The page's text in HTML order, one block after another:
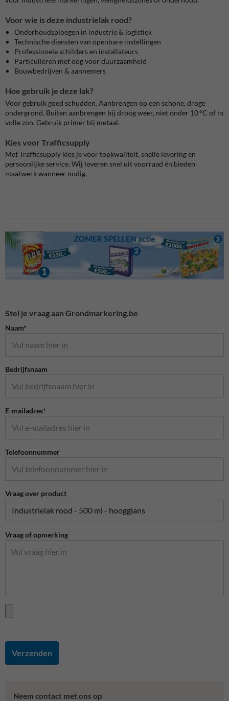
Voor wie is deze industrielak rood?
Onderhoudsploegen in industrie & logistiek
Technische diensten van openbare instellingen
Professionele schilders en installateurs
Particulieren met oog voor duurzaamheid
Bouwbedrijven & aannemers
Hoe gebruik je deze lak?
Voor gebruik goed schudden. Aanbrengen op een schone, droge
ondergrond. Buiten aanbrengen bij droog weer, niet onder 10 °C of in
volle zon. Gebruik primer bij metaal.
Kies voor Trafficsupply
Met Trafficsupply kies je voor topkwaliteit, snelle levering en
persoonlijke service. Wij leveren snel uit voorraad én bieden
maatwerk wanneer nodig.
Stel je vraag aan Grondmarkering.be
Naam*
Bedrijfsnaam
E-mailadres*
Telefoonnummer
Vraag over product
Vraag of opmerking
Verzenden
Neem contact met ons op